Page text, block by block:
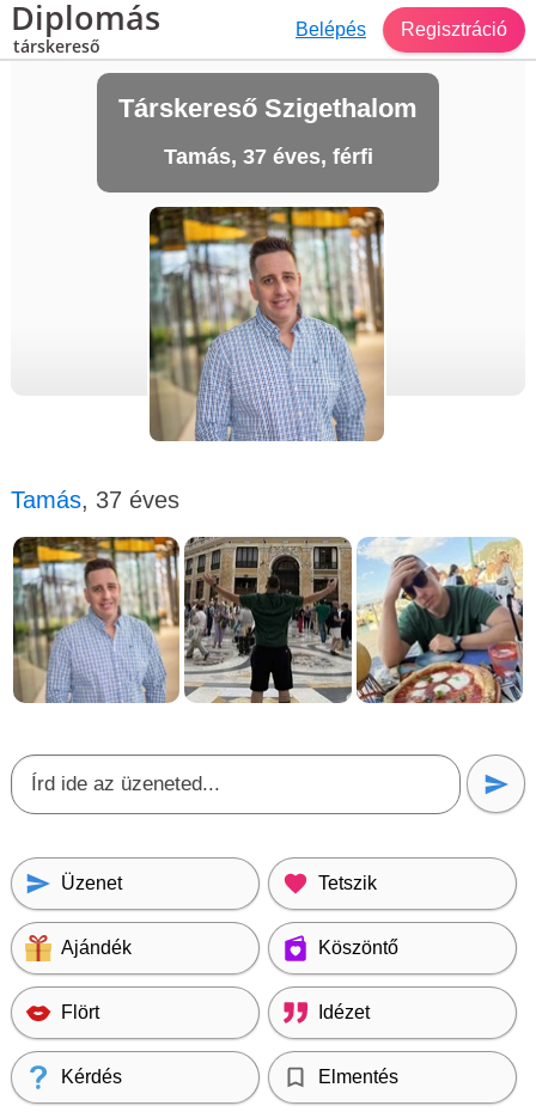
Diplomás
társkereső
Belépés Regisztráció
Társkereső Szigethalom
Tamás, 37 éves, férfi
Tamás, 37 éves
Üzenet Tetszik
Ajándék Köszöntő
Flört Idézet
Kérdés Elmentés